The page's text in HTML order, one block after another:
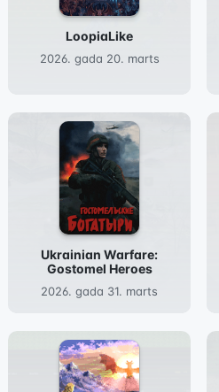
LoopiaLike
2026. gada 20. marts
Ukrainian Warfare:
Gostomel Heroes
2026. gada 31. marts